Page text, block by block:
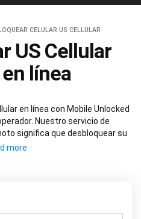
CELULAR US CELLULAR
US Cellular
línea
en línea con Mobile Unlocked
Nuestro servicio de
significa que desbloquear su
más fácil. Con nuestro servicio